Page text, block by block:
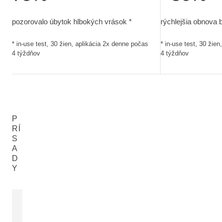
pozorovalo úbytok hlbokých vrások *
* in-use test, 30 žien, aplikácia 2x denne počas
4 týždňov
rýchlejšia obnova
* in-use test, 30
4 týždňov
P
RÍ
S
A
D
Y